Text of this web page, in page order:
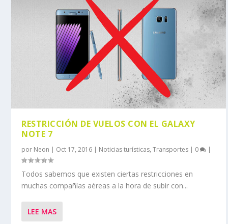
RESTRICCIÓN DE VUELOS CON EL GALAXY
NOTE 7
por Neon | Oct 17, 2016 | Noticias turísticas,Transportes | 0 |
Todos sabemos que existen ciertas restricciones en
muchas compañías aéreas a la hora de subir con...
LEE MAS